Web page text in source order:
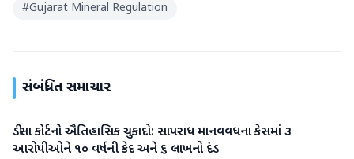
#Gujarat Mineral Regulation
સંબંધિત સમાચાર
બનાસકાંઠા
ડીસા કોર્ટનો ઐતિહાસિક ચુકાદો: સાપરાધ માનવવધના કેસમાં ૩
આરોપીઓને ૧૦ વર્ષની કેદ અને ૬ લાખનો દંડ